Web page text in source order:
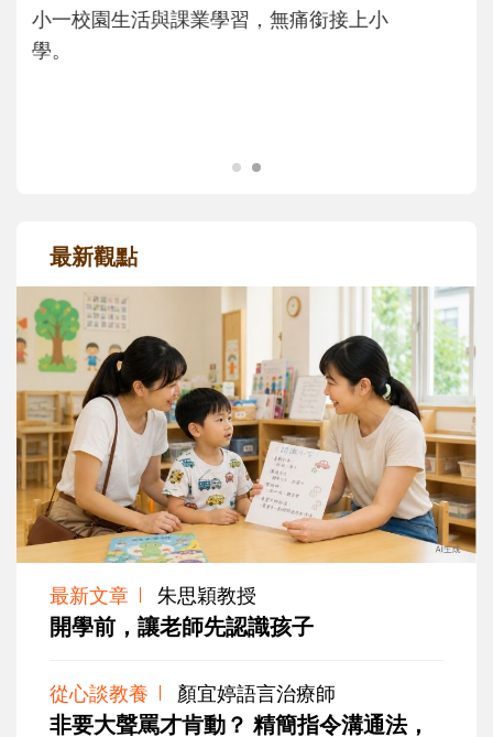
主、角色認同及解決問題的能力養成。爸爸
正嘗試用不同的模樣，參與孩子每個重要的
最新觀點
最新文章 朱思穎教授
開學前，讓老師先認識孩子
從心談教養 顏宜婷語言治療師
非要大聲罵才肯動？ 精簡指令溝通法，